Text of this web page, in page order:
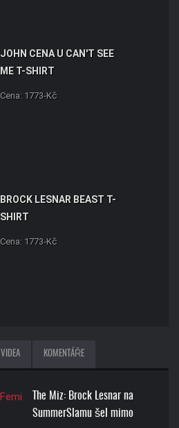
JOHN CENA U CAN'T SEE
ME T-SHIRT
Cena: 1773-Kč
BROCK LESNAR BEAST T-
SHIRT
Cena: 1773-Kč
VIDEA KOMENTÁŘE
The Miz: Brock Lesnar na
SummerSlamu šel mimo